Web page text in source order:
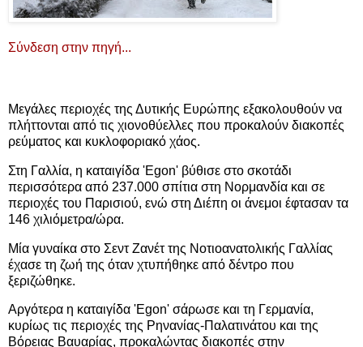
Σύνδεση στην πηγή...
Μεγάλες περιοχές της Δυτικής Ευρώπης εξακολουθούν να
πλήττονται από τις χιονοθύελλες που προκαλούν διακοπές
ρεύματος και κυκλοφοριακό χάος.
Στη Γαλλία, η καταιγίδα 'Egon' βύθισε στο σκοτάδι
περισσότερα από 237.000 σπίτια στη Νορμανδία και σε
περιοχές του Παρισιού, ενώ στη Διέπη οι άνεμοι έφτασαν τα
146 χιλιόμετρα/ώρα.
Μία γυναίκα στο Σεντ Ζανέτ της Νοτιοανατολικής Γαλλίας
έχασε τη ζωή της όταν χτυπήθηκε από δέντρο που
ξεριζώθηκε.
Αργότερα η καταιγίδα 'Egon' σάρωσε και τη Γερμανία,
κυρίως τις περιοχές της Ρηνανίας-Παλατινάτου και της
Βόρειας Βαυαρίας, προκαλώντας διακοπές στην